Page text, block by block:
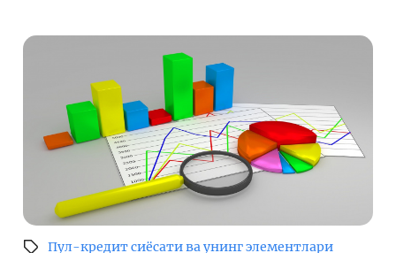
Пул-кредит сиёсати ва унинг элементлари